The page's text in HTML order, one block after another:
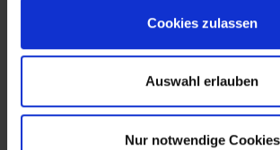
Cookies zulassen
Auswahl erlauben
Nur notwendige Cookies
finanzieller Unterstützung des
Wien.